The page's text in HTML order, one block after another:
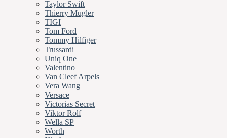
Taylor Swift
Thierry Mugler
TIGI
Tom Ford
Tommy Hilfiger
Trussardi
Uniq One
Valentino
Van Cleef Arpels
Vera Wang
Versace
Victorias Secret
Viktor Rolf
Wella SP
Worth